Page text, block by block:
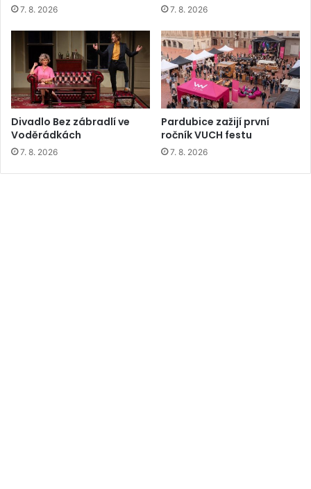
7. 8. 2026 7. 8. 2026
Divadlo Bez zábradlí ve
Voděrádkách
7. 8. 2026
Pardubice zažijí první
ročník VUCH festu
7. 8. 2026